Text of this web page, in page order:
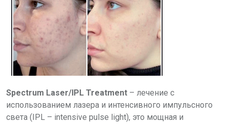
Spectrum Laser/IPL Treatment – лечение с
использованием лазера и интенсивного импульсного
света (IPL – intensive pulse light), это мощная и